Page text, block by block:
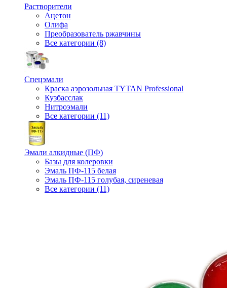
Растворители
Ацетон
Олифа
Преобразователь ржавчины
Все категории (8)
Спецэмали
Краска аэрозольная TYTAN Professional
Кузбасслак
Нитроэмали
Все категории (11)
Эмали алкидные (ПФ)
Базы для колеровки
Эмаль ПФ-115 белая
Эмаль ПФ-115 голубая, сиреневая
Все категории (11)